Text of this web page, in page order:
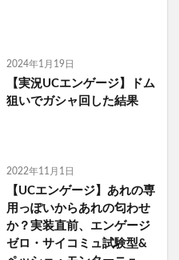
2024年1月19日
【実況UCエンゲージ】ドム
狙いでガシャ回した結果
2022年11月1日
【UCエンゲージ】あれの専
用っぽいからあれの匂わせ
か？実装直前、エンゲージ
ゼロ・サイコミュ試験型&